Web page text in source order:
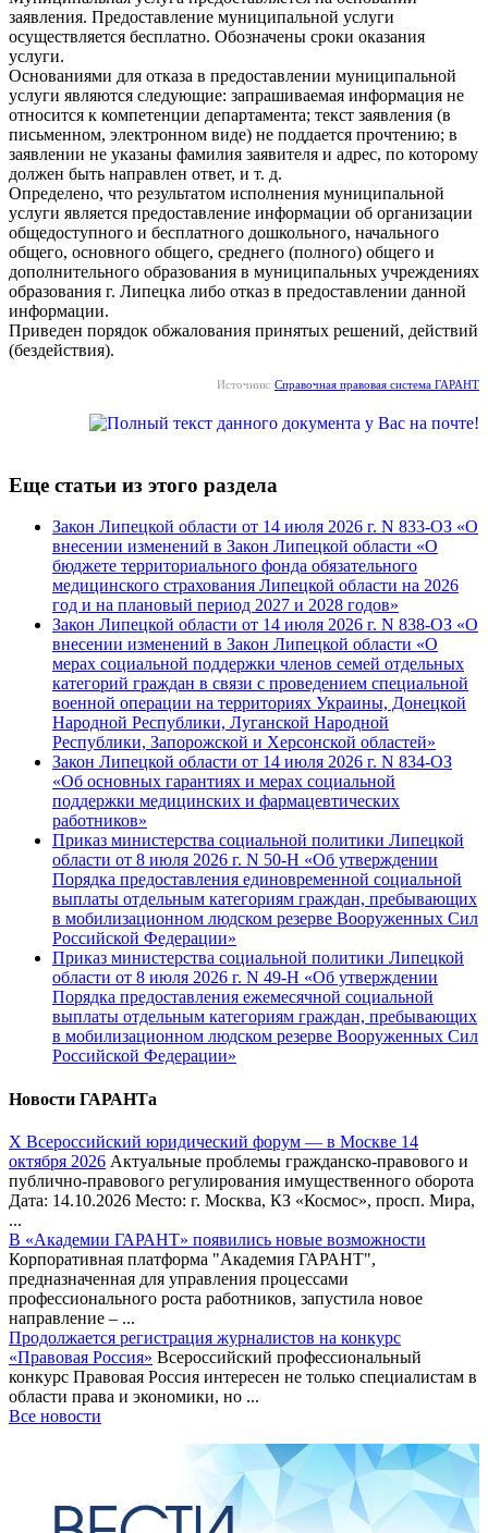
заявления. Предоставление муниципальной услуги
осуществляется бесплатно. Обозначены сроки оказания
услуги.
Основаниями для отказа в предоставлении муниципальной
услуги являются следующие: запрашиваемая информация не
относится к компетенции департамента; текст заявления (в
письменном, электронном виде) не поддается прочтению; в
заявлении не указаны фамилия заявителя и адрес, по которому
должен быть направлен ответ, и т. д.
Определено, что результатом исполнения муниципальной
услуги является предоставление информации об организации
общедоступного и бесплатного дошкольного, начального
общего, основного общего, среднего (полного) общего и
дополнительного образования в муниципальных учреждениях
образования г. Липецка либо отказ в предоставлении данной
информации.
Приведен порядок обжалования принятых решений, действий
(бездействия).
Источник: Справочная правовая система ГАРАНТ
Еще статьи из этого раздела
Закон Липецкой области от 14 июля 2026 г. N 833-ОЗ «О
внесении изменений в Закон Липецкой области «О
бюджете территориального фонда обязательного
медицинского страхования Липецкой области на 2026
год и на плановый период 2027 и 2028 годов»
Закон Липецкой области от 14 июля 2026 г. N 838-ОЗ «О
внесении изменений в Закон Липецкой области «О
мерах социальной поддержки членов семей отдельных
категорий граждан в связи с проведением специальной
военной операции на территориях Украины, Донецкой
Народной Республики, Луганской Народной
Республики, Запорожской и Херсонской областей»
Закон Липецкой области от 14 июля 2026 г. N 834-ОЗ
«Об основных гарантиях и мерах социальной
поддержки медицинских и фармацевтических
работников»
Приказ министерства социальной политики Липецкой
области от 8 июля 2026 г. N 50-Н «Об утверждении
Порядка предоставления единовременной социальной
выплаты отдельным категориям граждан, пребывающих
в мобилизационном людском резерве Вооруженных Сил
Российской Федерации»
Приказ министерства социальной политики Липецкой
области от 8 июля 2026 г. N 49-Н «Об утверждении
Порядка предоставления ежемесячной социальной
выплаты отдельным категориям граждан, пребывающих
в мобилизационном людском резерве Вооруженных Сил
Российской Федерации»
Новости ГАРАНТа
Х Всероссийский юридический форум — в Москве 14
октября 2026 Актуальные проблемы гражданско-правового и
публично-правового регулирования имущественного оборота
Дата: 14.10.2026 Место: г. Москва, КЗ «Космос», просп. Мира,
...
В «Академии ГАРАНТ» появились новые возможности
Корпоративная платформа "Академия ГАРАНТ",
предназначенная для управления процессами
профессионального роста работников, запустила новое
направление – ...
Продолжается регистрация журналистов на конкурс
«Правовая Россия» Всероссийский профессиональный
конкурс Правовая Россия интересен не только специалистам в
области права и экономики, но ...
Все новости